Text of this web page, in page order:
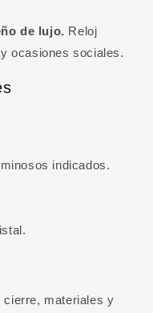
de lujo. Reloj
ocasiones sociales.
indicados.
cierre, materiales y
10% de
primera
10% de
además de